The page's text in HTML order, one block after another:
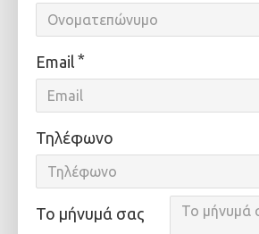
Email
Τηλέφωνο
Το μήνυμά σας